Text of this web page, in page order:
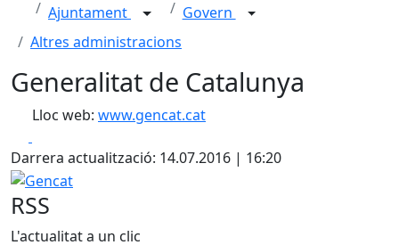
Ajuntament
Govern
Altres administracions
Generalitat de Catalunya
Lloc web: www.gencat.cat
Darrera actualització: 14.07.2016 | 16:20
Gencat
RSS
L'actualitat a un clic